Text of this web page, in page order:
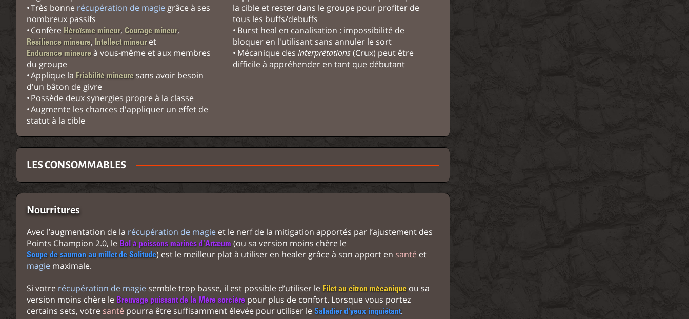
Très bonne récupération de magie grâce à ses
nombreux passifs
Confère Héroïsme mineur, Courage mineur,
Résilience mineure, Intellect mineuret
Endurance mineureà vous-même et aux membres
du groupe
Applique la Friabilité mineure sans avoir besoin
d'un bâton de givre
Possède deux synergies propre à la classe
Augmente les chances d'appliquer un effet de
statut à la cible
la cible et rester dans le groupe pour profiter de
tous les buffs/debuffs
Burst heal en canalisation : impossibilité de
bloquer en l'utilisant sans annuler le sort
Mécanique des Interprétations(Crux) peut être
difficile à appréhender en tant que débutant
LES CONSOMMABLES
Nourritures
Avec l’augmentation de la récupération de magieet le nerf de la mitigation apportés par l’ajustement des
Points Champion 2.0, le Bol à poissons marinés d'Artæum(ou sa version moins chère le
Soupe de saumon au millet de Solitude) est le meilleur plat à utiliser en healer grâce à son apport en santé et
magiemaximale.
Si votre récupération de magiesemble trop basse, il est possible d’utiliser le Filet au citron mécaniqueou sa
version moins chère le Breuvage puissant de la Mère sorcièrepour plus de confort. Lorsque vous portez
certains sets, votre santé pourra être suffisamment élevée pour utiliser le Saladier d'yeux inquiétant.